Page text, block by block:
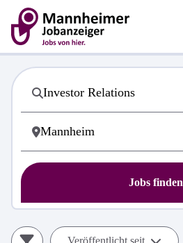
Jobs finden
Veröffentlicht seit